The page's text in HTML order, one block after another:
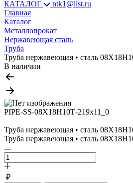
КАТАЛОГ
ntk1@list.ru
Главная
Каталог
Металлопрокат
Нержавеющая сталь
Труба
Труба нержавеющая • сталь
В наличии
PIPE-SS-08Х18Н10Т-219x11_0
Труба нержавеющая • сталь
Труба нержавеющая • сталь
₽